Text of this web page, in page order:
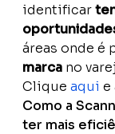
identificar
áreas onde é
marca no
Clique aqui e
Como a
ter mais